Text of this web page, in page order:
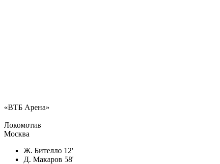
«ВТБ Арена»
Локомотив
Москва
Ж. Бителло 12'
Д. Макаров 58'